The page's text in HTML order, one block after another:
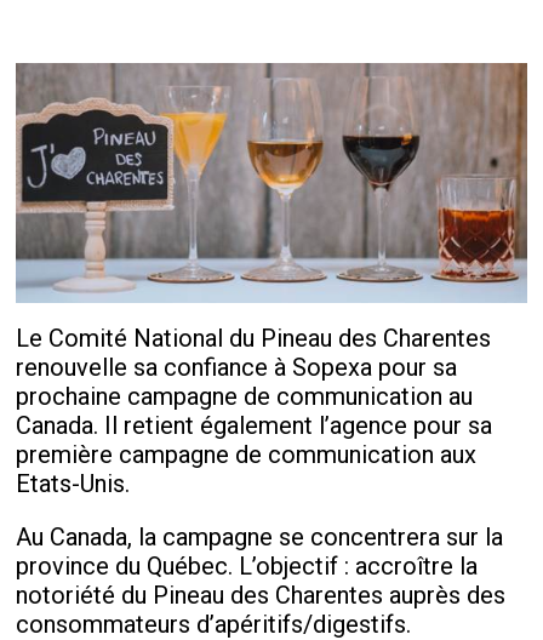
Le Comité National du Pineau des Charentes
renouvelle sa confiance à Sopexa pour sa
prochaine campagne de communication au
Canada. Il retient également l’agence pour sa
première campagne de communication aux
Etats-Unis.
Au Canada, la campagne se concentrera sur la
province du Québec. L’objectif : accroître la
notoriété du Pineau des Charentes auprès des
consommateurs d’apéritifs/digestifs.